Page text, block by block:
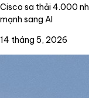
Cisco sa thải 4.000
mạnh sang AI
14 tháng 5, 2026